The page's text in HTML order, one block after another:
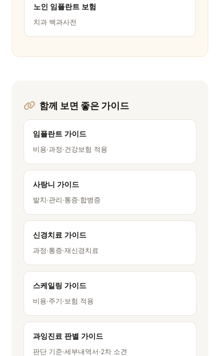
노인 임플란트 보험
치과 백과사전
함께 보면 좋은 가이드
임플란트 가이드
비용·과정·건강보험 적용
사랑니 가이드
발치·관리·통증·합병증
신경치료 가이드
과정·통증·재신경치료
스케일링 가이드
비용·주기·보험 적용
과잉진료 판별 가이드
판단 기준·세부내역서·2차 소견